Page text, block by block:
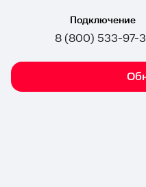
Подключение
8 (800) 533-97-